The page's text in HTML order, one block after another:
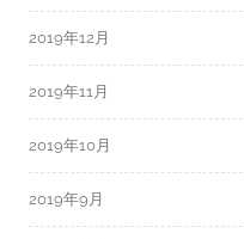
2019年12月
2019年11月
2019年10月
2019年9月